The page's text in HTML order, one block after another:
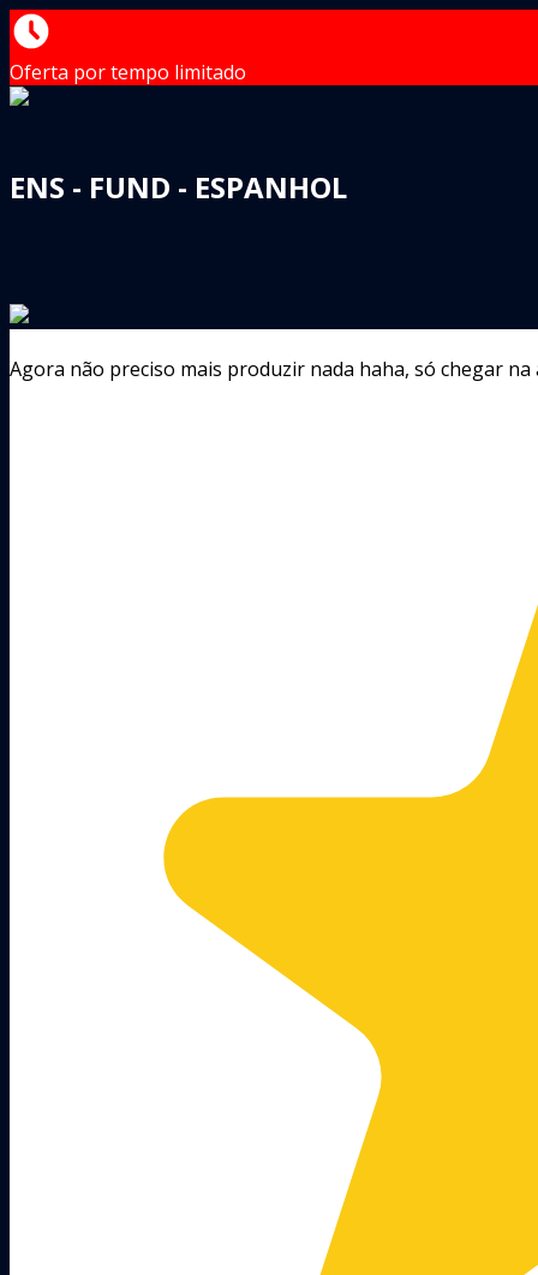
Oferta por tempo limitado
ENS - FUND - ESPANHOL
Agora não preciso mais produzir nada haha, só chegar na